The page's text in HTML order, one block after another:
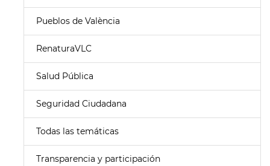
Pueblos de València
RenaturaVLC
Salud Pública
Seguridad Ciudadana
Todas las temáticas
Transparencia y participación